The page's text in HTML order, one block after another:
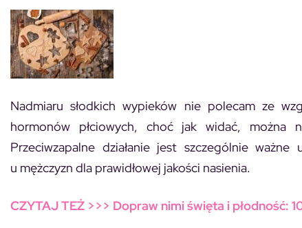
Nadmiaru słodkich wypieków nie polecam ze
hormonów płciowych, choć jak widać, można
Przeciwzapalne działanie jest szczególnie
u mężczyzn dla prawidłowej jakości nasienia.
CZYTAJ TEŻ >>> Dopraw nimi święta i płodność: